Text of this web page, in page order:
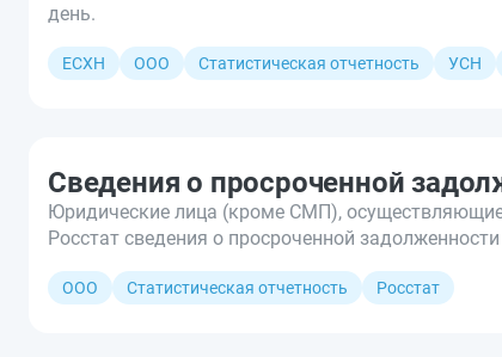
день.
ЕСХН ООО Статистическая отчетность УСН
Сведения о просроченной
Юридические лица (кроме СМП),
Росстат сведения о просроченной
ООО Статистическая отчетность Росстат